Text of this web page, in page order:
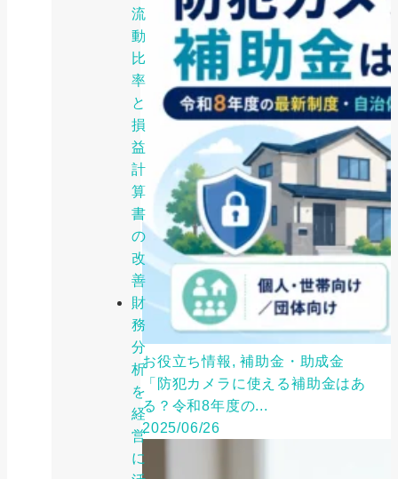
流
動
比
率
と
損
益
計
算
書
の
改
善
財
務
分
析
を
経
営
に
お役立ち情報, 補助金・助成金
「防犯カメラに使える補助金はあ
る？令和8年度の...
2025/06/26